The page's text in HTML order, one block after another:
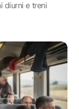
diurni e treni